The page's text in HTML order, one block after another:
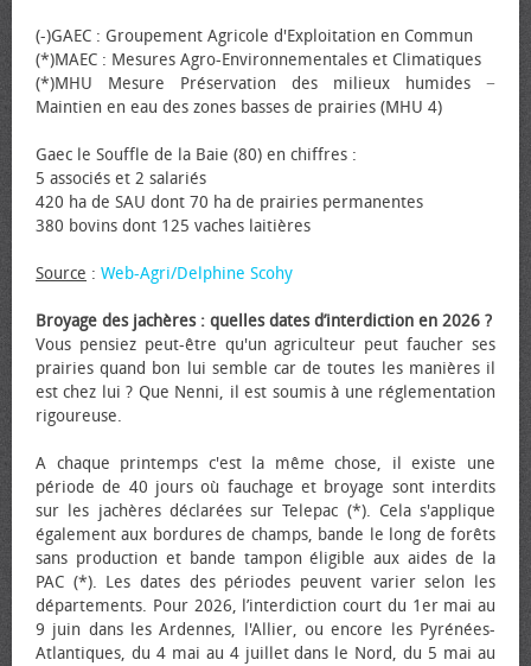
(-)GAEC : Groupement Agricole d'Exploitation en Commun
(*)MAEC : Mesures Agro-Environnementales et Climatiques
(*)MHU Mesure Préservation des milieux humides −
Maintien en eau des zones basses de prairies (MHU 4)
Gaec le Souffle de la Baie (80) en chiffres :
5 associés et 2 salariés
420 ha de SAU dont 70 ha de prairies permanentes
380 bovins dont 125 vaches laitières
Source : Web-Agri/Delphine Scohy
Broyage des jachères : quelles dates d’interdiction en 2026 ?
Vous pensiez peut-être qu'un agriculteur peut faucher ses
prairies quand bon lui semble car de toutes les manières il
est chez lui ? Que Nenni, il est soumis à une réglementation
rigoureuse.
A chaque printemps c'est la même chose, il existe une
période de 40 jours où fauchage et broyage sont interdits
sur les jachères déclarées sur Telepac (*). Cela s'applique
également aux bordures de champs, bande le long de forêts
sans production et bande tampon éligible aux aides de la
PAC (*). Les dates des périodes peuvent varier selon les
départements. Pour 2026, l’interdiction court du 1er mai au
9 juin dans les Ardennes, l'Allier, ou encore les Pyrénées-
Atlantiques, du 4 mai au 4 juillet dans le Nord, du 5 mai au